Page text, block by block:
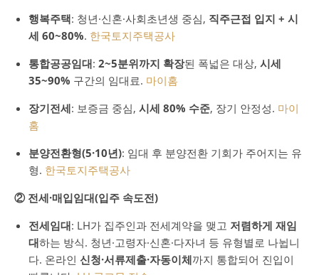
행복주택: 청년·신혼·사회초년생 중심, 직주근접 입지 + 시
세 60~80%. 한국토지주택공사
통합공공임대: 2~5분위까지 확장된 폭넓은 대상, 시세
35~90% 구간의 임대료. 마이홈
장기전세: 보증금 중심, 시세 80% 수준, 장기 안정성. 마이
홈
분양전환형(5·10년): 임대 후 분양전환 기회가 주어지는 유
형. 한국토지주택공사
② 전세·매입임대(입주 속도전)
전세임대: LH가 집주인과 전세계약을 맺고 저렴하게 재임
대하는 방식. 청년·고령자·신혼·다자녀 등 유형별로 나뉩니
다. 온라인 신청·서류제출·자동이체까지 통합되어 진입이